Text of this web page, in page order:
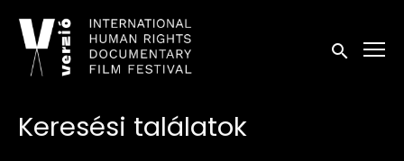
Kisegítő lehetőségek linkek
Keresés
Keresési találatok